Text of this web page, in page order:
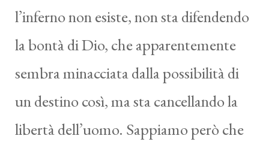
l’inferno non esiste, non sta difendendo
la bontà di Dio, che apparentemente
sembra minacciata dalla possibilità di
un destino così, ma sta cancellando la
libertà dell’uomo. Sappiamo però che